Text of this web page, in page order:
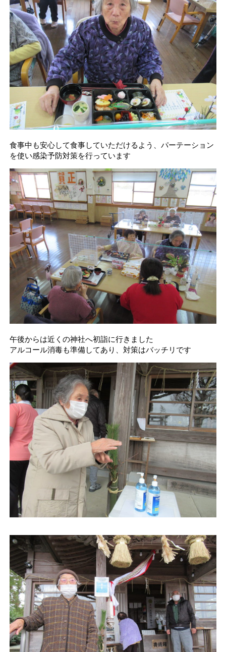
食事中も安心して食事していただけるよう、パーテーション
を使い感染予防対策を行っています
午後からは近くの神社へ初詣に行きました
アルコール消毒も準備してあり、対策はバッチリです